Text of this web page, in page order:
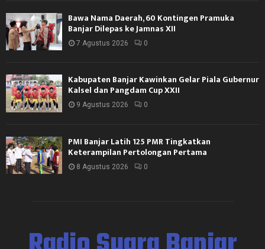
Bawa Nama Daerah, 60 Kontingen Pramuka
Banjar Dilepas ke Jamnas XII
7 Agustus 2026 0
Kabupaten Banjar Kawinkan Gelar Piala Gubernur
Kalsel dan Pangdam Cup XXII
9 Agustus 2026 0
PMI Banjar Latih 125 PMR Tingkatkan
Keterampilan Pertolongan Pertama
8 Agustus 2026 0